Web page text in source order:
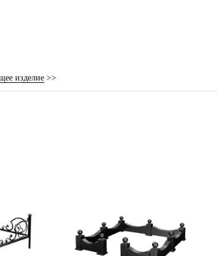
изделие>>